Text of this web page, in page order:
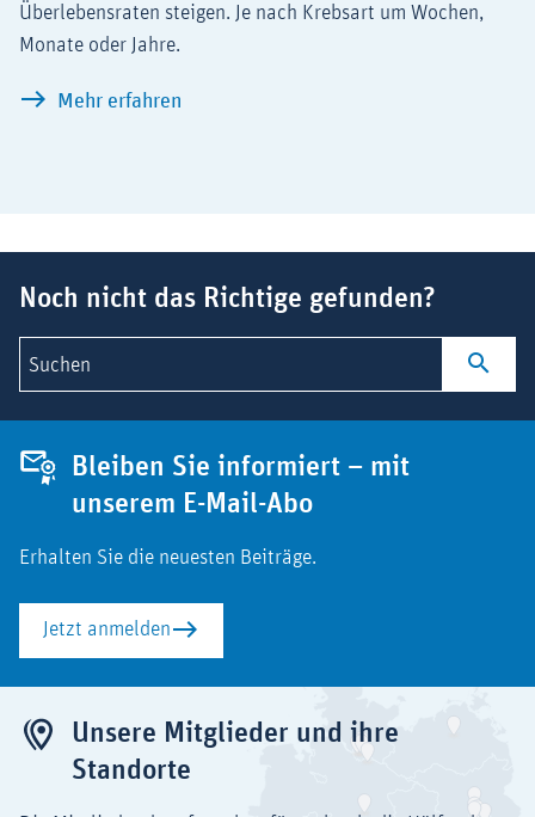
Überlebensraten steigen. Je nach Krebsart um Wochen,
Monate oder Jahre.
Mehr erfahren
Noch nicht das Richtige gefunden?
Suchen
Bleiben Sie informiert – mit
unserem E-Mail-Abo
Erhalten Sie die neuesten Beiträge.
Jetzt anmelden
Unsere Mitglieder und ihre
Standorte